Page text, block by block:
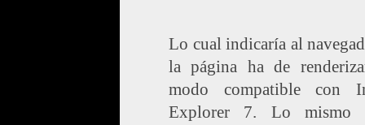
Lo cual indicaría al
la página ha de
modo compatible con
Explorer 7. Lo mismo